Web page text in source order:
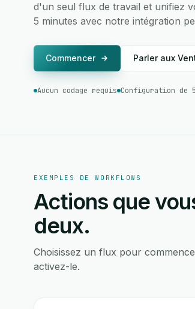
d'un seul flux de travail et unifiez
5 minutes avec notre intégration
Commencer Parler aux
Aucun codage requis Configuration de
EXEMPLES DE WORKFLOWS
Actions que
deux.
Choisissez un flux pour
activez-le.